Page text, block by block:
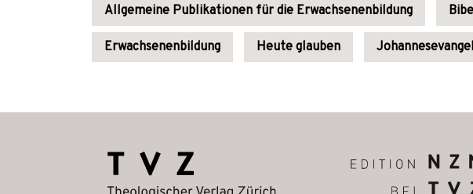
Allgemeine Publikationen für die Erwachsenenbildung
Erwachsenenbildung Heute glauben